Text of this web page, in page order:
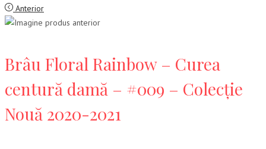
Anterior
Brâu Floral Rainbow – Curea
centură damă – #009 – Colecție
Nouă 2020-2021